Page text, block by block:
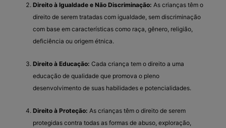
Direito à Igualdade e Não Discriminação: As crianças têm o
direito de serem tratadas com igualdade, sem discriminação
com base em características como raça, gênero, religião,
deficiência ou origem étnica.
Direito à Educação: Cada criança tem o direito a uma
educação de qualidade que promova o pleno
desenvolvimento de suas habilidades e potencialidades.
Direito à Proteção: As crianças têm o direito de serem
protegidas contra todas as formas de abuso, exploração,